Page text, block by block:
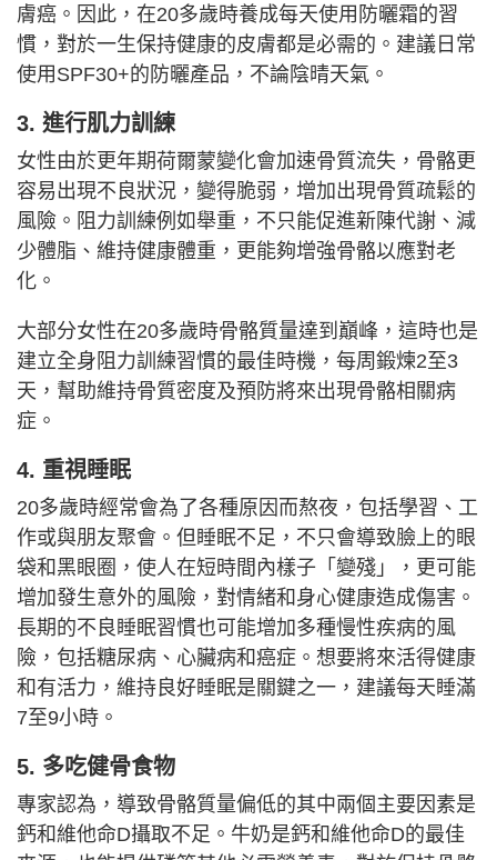
膚癌。因此，在20多歲時養成每天使用防曬霜的習
慣，對於一生保持健康的皮膚都是必需的。建議日常
使用SPF30+的防曬產品，不論陰晴天氣。
3. 進行肌力訓練
女性由於更年期荷爾蒙變化會加速骨質流失，骨骼更
容易出現不良狀況，變得脆弱，增加出現骨質疏鬆的
風險。阻力訓練例如舉重，不只能促進新陳代謝、減
少體脂、維持健康體重，更能夠增強骨骼以應對老
化。
大部分女性在20多歲時骨骼質量達到巔峰，這時也是
建立全身阻力訓練習慣的最佳時機，每周鍛煉2至3
天，幫助維持骨質密度及預防將來出現骨骼相關病
症。
4. 重視睡眠
20多歲時經常會為了各種原因而熬夜，包括學習、工
作或與朋友聚會。但睡眠不足，不只會導致臉上的眼
袋和黑眼圈，使人在短時間內樣子「變殘」，更可能
增加發生意外的風險，對情緒和身心健康造成傷害。
長期的不良睡眠習慣也可能增加多種慢性疾病的風
險，包括糖尿病、心臟病和癌症。想要將來活得健康
和有活力，維持良好睡眠是關鍵之一，建議每天睡滿
7至9小時。
5. 多吃健骨食物
專家認為，導致骨骼質量偏低的其中兩個主要因素是
鈣和維他命D攝取不足。牛奶是鈣和維他命D的最佳